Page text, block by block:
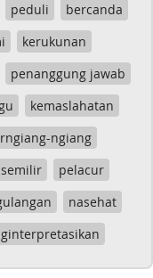
peduli
bercanda
kerukunan
penanggung jawab
kemaslahatan
ngiang
pelacur
nasehat